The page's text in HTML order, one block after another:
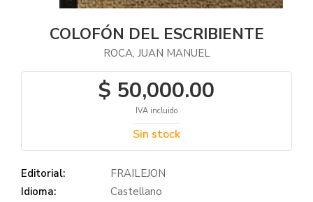
COLOFÓN DEL ESCRIBIENTE
ROCA, JUAN MANUEL
$ 50,000.00
IVA incluido
Sin stock
Editorial:
FRAILEJON
Idioma:
Castellano